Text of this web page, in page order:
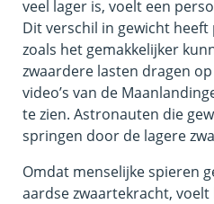
veel lager is, voelt een
Dit verschil in gewicht heeft
zoals het gemakkelijker
zwaardere lasten dragen
video’s van de
te zien. Astronauten die
springen door de lagere
Omdat menselijke spieren
aardse zwaartekracht,